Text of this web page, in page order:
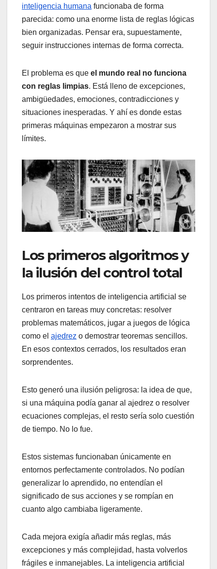
inteligencia humana funcionaba de forma
parecida: como una enorme lista de reglas lógicas
bien organizadas. Pensar era, supuestamente,
seguir instrucciones internas de forma correcta.
El problema es que el mundo real no funciona
con reglas limpias. Está lleno de excepciones,
ambigüedades, emociones, contradicciones y
situaciones inesperadas. Y ahí es donde estas
primeras máquinas empezaron a mostrar sus
límites.
Los primeros algoritmos y
la ilusión del control total
Los primeros intentos de inteligencia artificial se
centraron en tareas muy concretas: resolver
problemas matemáticos, jugar a juegos de lógica
como el ajedrez o demostrar teoremas sencillos.
En esos contextos cerrados, los resultados eran
sorprendentes.
Esto generó una ilusión peligrosa: la idea de que,
si una máquina podía ganar al ajedrez o resolver
ecuaciones complejas, el resto sería solo cuestión
de tiempo. No lo fue.
Estos sistemas funcionaban únicamente en
entornos perfectamente controlados. No podían
generalizar lo aprendido, no entendían el
significado de sus acciones y se rompían en
cuanto algo cambiaba ligeramente.
Cada mejora exigía añadir más reglas, más
excepciones y más complejidad, hasta volverlos
frágiles e inmanejables. La inteligencia artificial